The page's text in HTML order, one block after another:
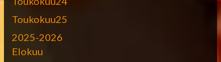
Toukokuu25
2025-2026
Elokuu